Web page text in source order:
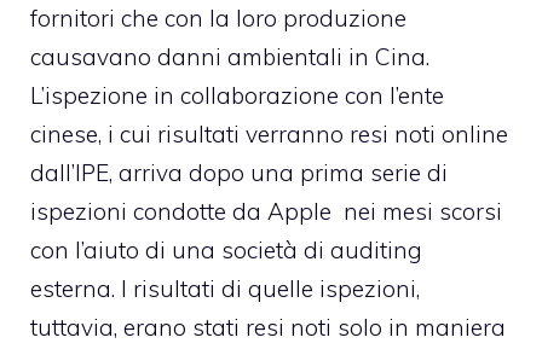
fornitori che con la loro produzione
causavano danni ambientali in Cina.
L’ispezione in collaborazione con l’ente
cinese, i cui risultati verranno resi noti online
dall’IPE, arriva dopo una prima serie di
ispezioni condotte da Apple nei mesi scorsi
con l’aiuto di una società di auditing
esterna. I risultati di quelle ispezioni,
tuttavia, erano stati resi noti solo in maniera